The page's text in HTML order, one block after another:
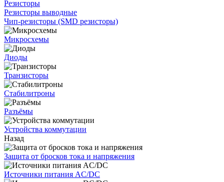
Резисторы
Резисторы выводные
Чип-резисторы (SMD резисторы)
Микросхемы
Диоды
Транзисторы
Стабилитроны
Разъёмы
Устройства коммутации
Назад
Защита от бросков тока и напряжения
Источники питания AC/DC